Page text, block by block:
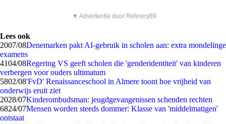
▼ Advertentie door Refinery89
Lees ook
2007/08Denemarken pakt AI-gebruik in scholen aan: extra mondelinge
examens
4104/08Regering VS geeft scholen die 'genderidentiteit' van kinderen
verbergen voor ouders ultimatum
5802/08'FvD' Renaissanceschool in Almere toont hoe vrijheid van
onderwijs eruit ziet
2028/07Kinderombudsman: jeugdgevangenissen schenden rechten
6824/07Mensen worden steeds dommer: Klasse van 'middelmatigen'
ontstaat